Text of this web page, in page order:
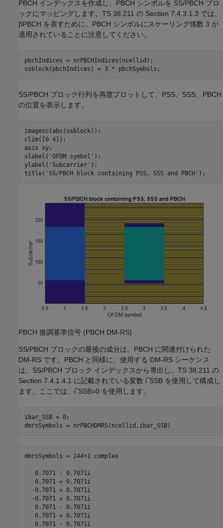
PBCH インデックスを作成し、PBCH シンボルを SS/PBCH ブロ
ックにマッピングします。TS 38.211 の Section 7.4.3.1.3 では、
βPBCH を表すために、PBCH シンボルにスケーリング係数 3 が
適用されていることに注意してください。
pbchIndices = nrPBCHIndices(ncellid);
ssblock(pbchIndices) = 3 * pbchSymbols;
SS/PBCH ブロック行列を再度プロットして、PSS、SSS、PBCH
の位置を表示します。
imagesc(abs(ssblock));
clim([0 4]);
axis
xy;
xlabel( 'OFDM symbol' );
ylabel( 'Subcarrier' );
title( 'SS/PBCH block containing PSS, SSS and PBCH' );
PBCH 復調基準信号 (PBCH DM-RS)
SS/PBCH ブロックの最後の成分は、PBCH に関連付けられた
DM-RS です。PBCH と同様に、使用する DM-RS シーケンス
は、SS/PBCH ブロック インデックスから導出し、TS 38.211 の
Section 7.4.1.4.1 に記載されている変数 i‾SSB を使用して構成し
ます。ここでは、 i‾SSB=0 を使用します。
ibar_SSB = 0;
dmrsSymbols = nrPBCHDMRS(ncellid,ibar_SSB)
dmrsSymbols = 144×1 complex
   0.7071 - 0.7071i
   0.7071 + 0.7071i
  -0.7071 + 0.7071i
  -0.7071 + 0.7071i
   0.7071 - 0.7071i
   0.7071 + 0.7071i
   0.7071 - 0.7071i